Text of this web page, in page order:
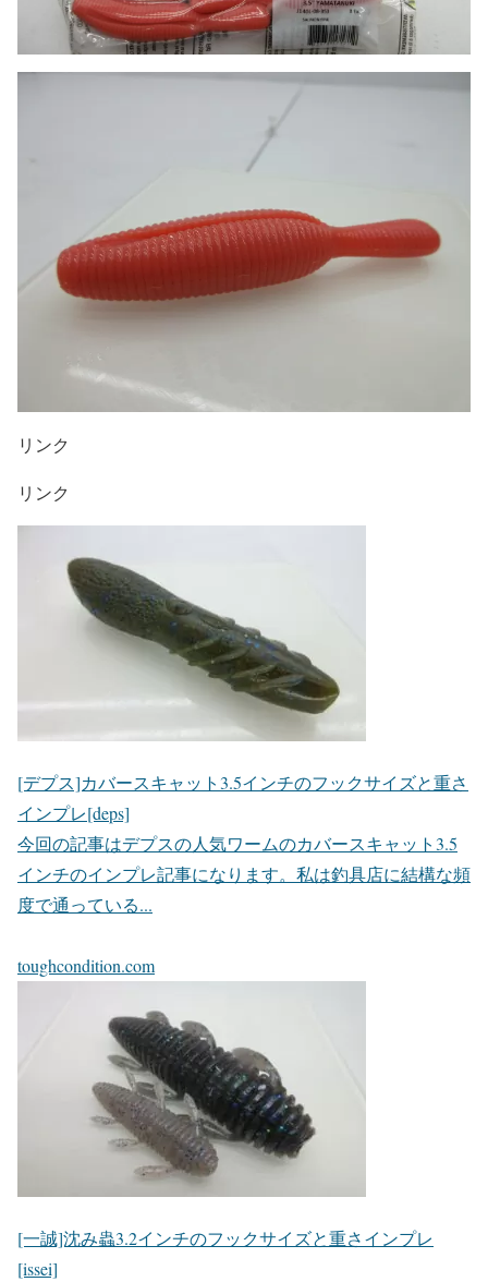
リンク
リンク
[デプス]カバースキャット3.5インチのフックサイズと重さ
インプレ[deps]
今回の記事はデプスの人気ワームのカバースキャット3.5
インチのインプレ記事になります。私は釣具店に結構な頻
度で通っている...
toughcondition.com
[一誠]沈み蟲3.2インチのフックサイズと重さインプレ
[issei]